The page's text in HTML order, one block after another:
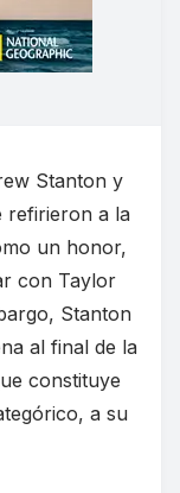
Stanton y
refirieron a la
un honor,
con Taylor
Stanton
al final de la
constituye
a su